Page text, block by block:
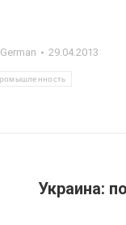
German 29.04.2013
Следующая
Украина: